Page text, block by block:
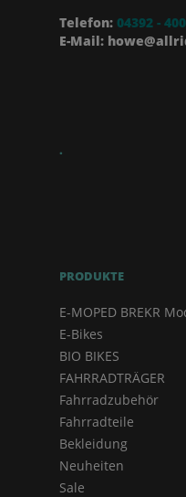
Telefon: 04392 -
E-Mail:
.
PRODUKTE
E-MOPED BREKR
E-Bikes
BIO BIKES
FAHRRADTRÄGER
Fahrradzubehör
Fahrradteile
Bekleidung
Neuheiten
Sale